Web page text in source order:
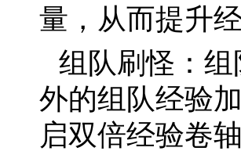
量，从而提升
组队刷怪：
外的组队经验
启双倍经验卷